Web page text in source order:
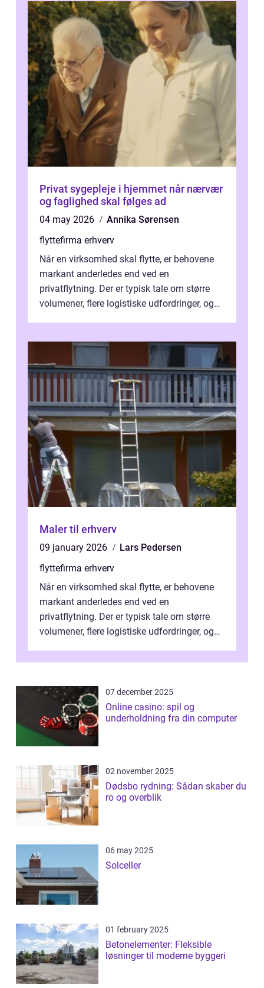
Privat sygepleje i hjemmet når nærvær
og faglighed skal følges ad
04 may 2026
Annika Sørensen
flyttefirma erhverv
Når en virksomhed skal flytte, er behovene
markant anderledes end ved en
privatflytning. Der er typisk tale om større
volumener, flere logistiske udfordringer, og
Maler til erhverv
09 january 2026
Lars Pedersen
flyttefirma erhverv
Når en virksomhed skal flytte, er behovene
markant anderledes end ved en
privatflytning. Der er typisk tale om større
volumener, flere logistiske udfordringer, og
07 december 2025
Online casino: spil og
underholdning fra din computer
02 november 2025
Dødsbo rydning: Sådan skaber du
ro og overblik
06 may 2025
Solceller
01 february 2025
Betonelementer: Fleksible
løsninger til moderne byggeri